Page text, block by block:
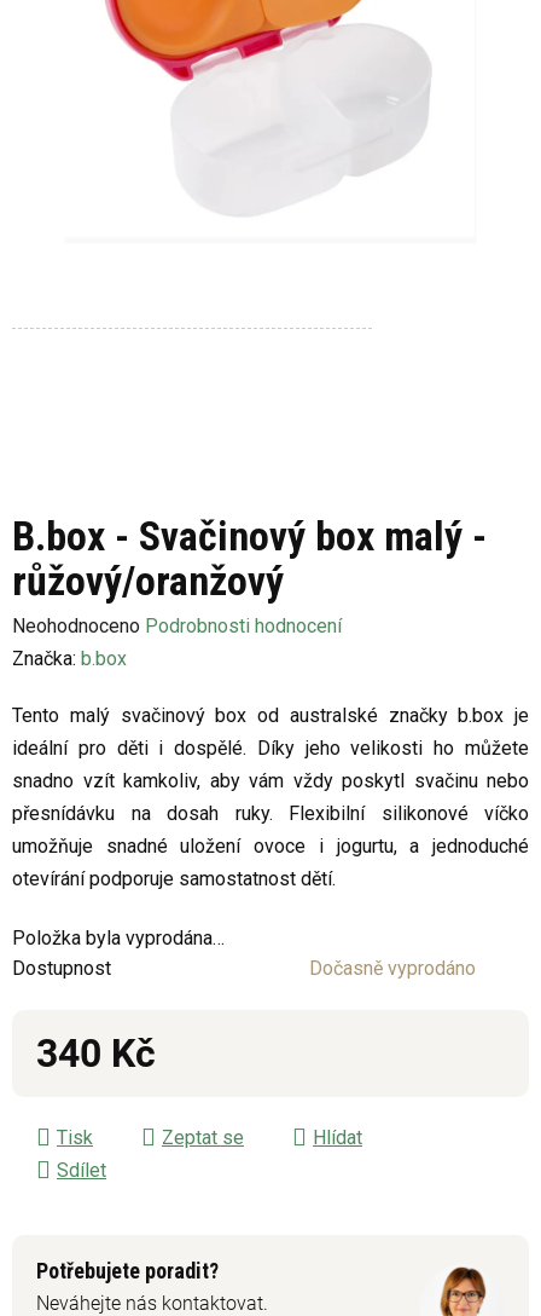
B.box - Svačinový box malý -
růžový/oranžový
Průměrné
hodnocení
je
0,0
z
5
hvězdiček.
Neohodnoceno Podrobnosti hodnocení
Značka: b.box
Tento malý svačinový box od australské značky b.box je
ideální pro děti i dospělé. Díky jeho velikosti ho můžete
snadno vzít kamkoliv, aby vám vždy poskytl svačinu nebo
přesnídávku na dosah ruky. Flexibilní silikonové víčko
umožňuje snadné uložení ovoce i jogurtu, a jednoduché
otevírání podporuje samostatnost dětí.
Položka byla vyprodána…
Dostupnost
Dočasně vyprodáno
340 Kč
Tisk Zeptat se
Hlídat
Sdílet
Potřebujete poradit?
Neváhejte nás kontaktovat.